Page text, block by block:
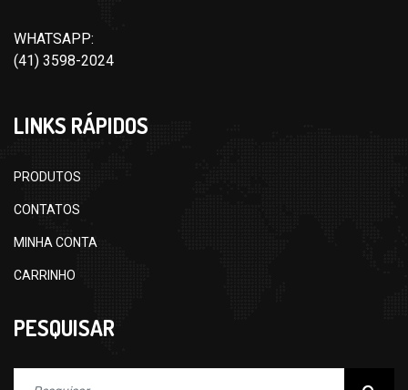
WHATSAPP:
(41) 3598-2024
LINKS RÁPIDOS
PRODUTOS
CONTATOS
MINHA CONTA
CARRINHO
PESQUISAR